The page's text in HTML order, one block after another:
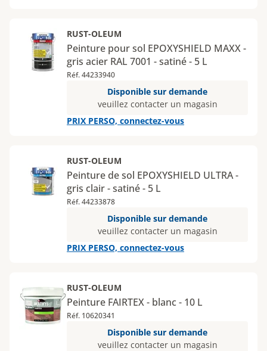
RUST-OLEUM
Peinture pour sol EPOXYSHIELD MAXX -
gris acier RAL 7001 - satiné - 5 L
Réf. 44233940
Disponible sur demande
veuillez contacter un magasin
PRIX PERSO, connectez-vous
RUST-OLEUM
Peinture de sol EPOXYSHIELD ULTRA -
gris clair - satiné - 5 L
Réf. 44233878
Disponible sur demande
veuillez contacter un magasin
PRIX PERSO, connectez-vous
RUST-OLEUM
Peinture FAIRTEX - blanc - 10 L
Réf. 10620341
Disponible sur demande
veuillez contacter un magasin